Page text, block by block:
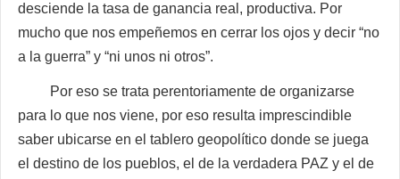
desciende la tasa de ganancia real, productiva. Por
mucho que nos empeñemos en cerrar los ojos y decir “no
a la guerra” y “ni unos ni otros”.
Por eso se trata perentoriamente de organizarse
para lo que nos viene, por eso resulta imprescindible
saber ubicarse en el tablero geopolítico donde se juega
el destino de los pueblos, el de la verdadera PAZ y el de